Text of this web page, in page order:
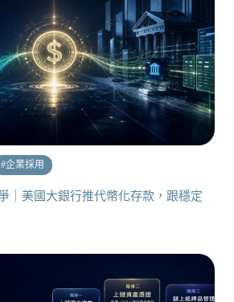
#企業採用
｜美國大銀行推代幣化存款，跟穩定